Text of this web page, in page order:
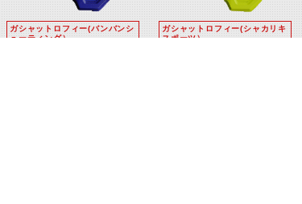
ガシャットロフィー(バンバンシ
ューティング）
ガシャットロフィー(シャカリキ
スポーツ）